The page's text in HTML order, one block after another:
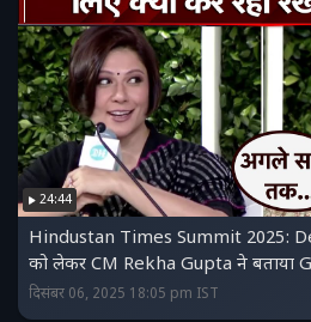
24:44
Hindustan Times Summit 2025:
को लेकर CM Rekha Gupta ने बताया
दिसंबर 06, 2025 18:05 pm IST